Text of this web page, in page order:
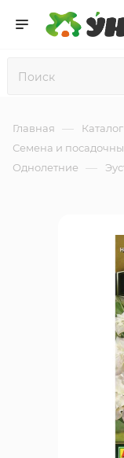
Главная — Каталог
Семена и
Однолетние —